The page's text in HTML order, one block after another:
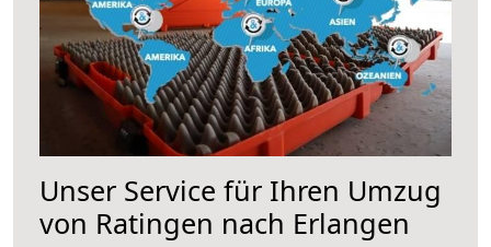
Unser Service für Ihren Umzug
von Ratingen nach Erlangen